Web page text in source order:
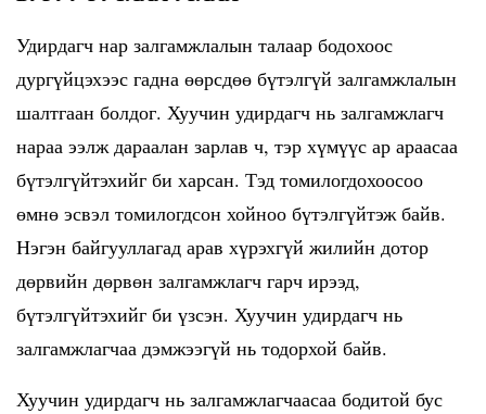
Удирдагч нар залгамжлалын талаар бодохоос
дургүйцэхээс гадна өөрсдөө бүтэлгүй залгамжлалын
шалтгаан болдог. Хуучин удирдагч нь залгамжлагч
нараа ээлж дараалан зарлав ч, тэр хүмүүс ар араасаа
бүтэлгүйтэхийг би харсан. Тэд томилогдохоосоо
өмнө эсвэл томилогдсон хойноо бүтэлгүйтэж байв.
Нэгэн байгууллагад арав хүрэхгүй жилийн дотор
дөрвийн дөрвөн залгамжлагч гарч ирээд,
бүтэлгүйтэхийг би үзсэн. Хуучин удирдагч нь
залгамжлагчаа дэмжээгүй нь тодорхой байв.
Хуучин удирдагч нь залгамжлагчаасаа бодитой бус